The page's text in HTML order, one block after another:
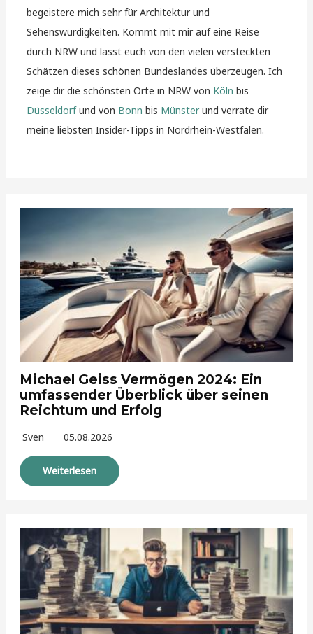
begeistere mich sehr für Architektur und
Sehenswürdigkeiten. Kommt mit mir auf eine Reise
durch NRW und lasst euch von den vielen versteckten
Schätzen dieses schönen Bundeslandes überzeugen. Ich
zeige dir die schönsten Orte in NRW von Köln bis
Düsseldorfund von Bonn bis Münsterund verrate dir
meine liebsten Insider-Tipps in Nordrhein-Westfalen.
Michael Geiss Vermögen 2024: Ein
umfassender Überblick über seinen
Reichtum und Erfolg
Sven 05.08.2026
Weiterlesen